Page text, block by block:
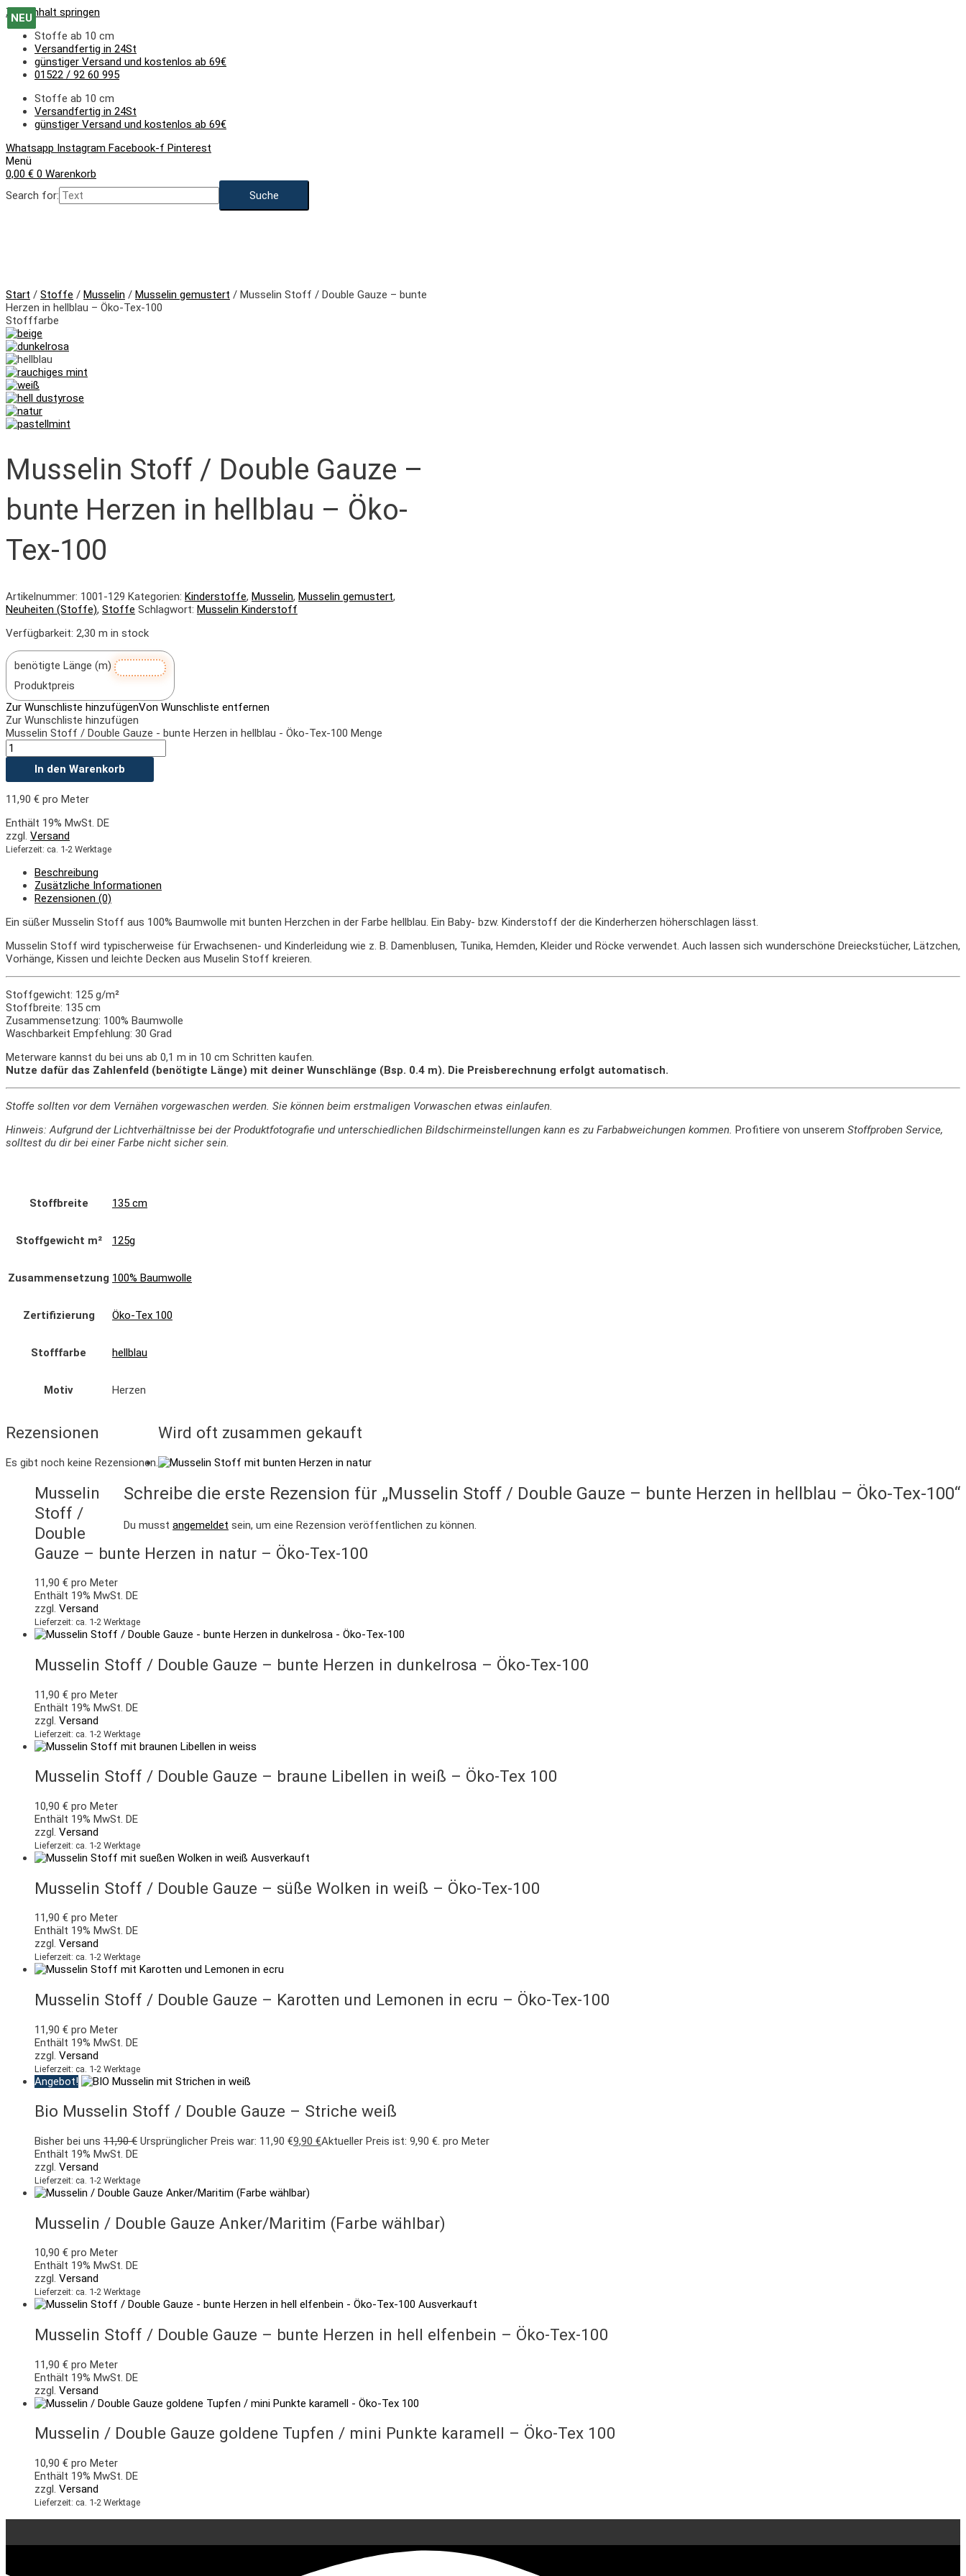
Zum Inhalt springen
Stoffe ab 10 cm
Versandfertig in 24St
günstiger Versand und kostenlos ab 69€
01522 / 92 60 995
Stoffe ab 10 cm
Versandfertig in 24St
günstiger Versand und kostenlos ab 69€
Whatsapp Instagram Facebook-f Pinterest
Menü
0,00 € 0 Warenkorb
Search for:
Start / Stoffe / Musselin / Musselin gemustert / Musselin Stoff / Double Gauze – bunte
Herzen in hellblau – Öko-Tex-100
Stofffarbe
Musselin Stoff / Double Gauze –
bunte Herzen in hellblau – Öko-
Tex-100
Artikelnummer: 1001-129 Kategorien: Kinderstoffe, Musselin, Musselin gemustert,
Neuheiten (Stoffe), Stoffe Schlagwort: Musselin Kinderstoff
Verfügbarkeit: 2,30 m in stock
benötigte Länge (m)
Produktpreis
Zur Wunschliste hinzufügenVon Wunschliste entfernen
Zur Wunschliste hinzufügen
Musselin Stoff / Double Gauze - bunte Herzen in hellblau - Öko-Tex-100 Menge
In den Warenkorb
11,90 € pro Meter
Enthält 19% MwSt. DE
zzgl. Versand
Lieferzeit: ca. 1-2 Werktage
Beschreibung
Zusätzliche Informationen
Rezensionen (0)
Ein süßer Musselin Stoff aus 100% Baumwolle mit bunten Herzchen in der Farbe hellblau. Ein Baby- bzw. Kinderstoff der die Kinderherzen höherschlagen lässt.
Musselin Stoff wird typischerweise für Erwachsenen- und Kinderleidung wie z. B. Damenblusen, Tunika, Hemden, Kleider und Röcke verwendet. Auch lassen sich wunderschöne Dreieckstücher, Lätzchen,
Vorhänge, Kissen und leichte Decken aus Muselin Stoff kreieren.
Stoffgewicht: 125 g/m²
Stoffbreite: 135 cm
Zusammensetzung: 100% Baumwolle
Waschbarkeit Empfehlung: 30 Grad
Meterware kannst du bei uns ab 0,1 m in 10 cm Schritten kaufen.
Nutze dafür das Zahlenfeld (benötigte Länge) mit deiner Wunschlänge (Bsp. 0.4 m). Die Preisberechnung erfolgt automatisch.
Stoffe sollten vor dem Vernähen vorgewaschen werden. Sie können beim erstmaligen Vorwaschen etwas einlaufen.
Hinweis: Aufgrund der Lichtverhältnisse bei der Produktfotografie und unterschiedlichen Bildschirmeinstellungen kann es zu Farbabweichungen kommen. Profitiere von unserem Stoffproben Service,
solltest du dir bei einer Farbe nicht sicher sein.
Stoffbreite 135 cm
Stoffgewicht m² 125g
Zusammensetzung 100% Baumwolle
Zertifizierung Öko-Tex 100
Stofffarbe hellblau
Motiv Herzen
Rezensionen
Es gibt noch keine Rezensionen.
Schreibe die erste Rezension für „Musselin Stoff / Double Gauze – bunte Herzen in hellblau – Öko-Tex-100“
Du musst angemeldet sein, um eine Rezension veröffentlichen zu können.
Wird oft zusammen gekauft
NEU
Musselin
Stoff /
Double
Gauze – bunte Herzen in natur – Öko-Tex-100
11,90 € pro Meter
Enthält 19% MwSt. DE
zzgl. Versand
Lieferzeit: ca. 1-2 Werktage
NEU
Musselin Stoff / Double Gauze – bunte Herzen in dunkelrosa – Öko-Tex-100
11,90 € pro Meter
Enthält 19% MwSt. DE
zzgl. Versand
Lieferzeit: ca. 1-2 Werktage
NEU
Musselin Stoff / Double Gauze – braune Libellen in weiß – Öko-Tex 100
10,90 € pro Meter
Enthält 19% MwSt. DE
zzgl. Versand
Lieferzeit: ca. 1-2 Werktage
NEU
Ausverkauft
Musselin Stoff / Double Gauze – süße Wolken in weiß – Öko-Tex-100
11,90 € pro Meter
Enthält 19% MwSt. DE
zzgl. Versand
Lieferzeit: ca. 1-2 Werktage
NEU
Musselin Stoff / Double Gauze – Karotten und Lemonen in ecru – Öko-Tex-100
11,90 € pro Meter
Enthält 19% MwSt. DE
zzgl. Versand
Lieferzeit: ca. 1-2 Werktage
Angebot!
Bio Musselin Stoff / Double Gauze – Striche weiß
Bisher bei uns 11,90€ Ursprünglicher Preis war: 11,90 €9,90 €Aktueller Preis ist: 9,90 €. pro Meter
Enthält 19% MwSt. DE
zzgl. Versand
Lieferzeit: ca. 1-2 Werktage
Musselin / Double Gauze Anker/Maritim (Farbe wählbar)
10,90 € pro Meter
Enthält 19% MwSt. DE
zzgl. Versand
Lieferzeit: ca. 1-2 Werktage
NEU
Ausverkauft
Musselin Stoff / Double Gauze – bunte Herzen in hell elfenbein – Öko-Tex-100
11,90 € pro Meter
Enthält 19% MwSt. DE
zzgl. Versand
Musselin / Double Gauze goldene Tupfen / mini Punkte karamell – Öko-Tex 100
10,90 € pro Meter
Enthält 19% MwSt. DE
zzgl. Versand
Lieferzeit: ca. 1-2 Werktage